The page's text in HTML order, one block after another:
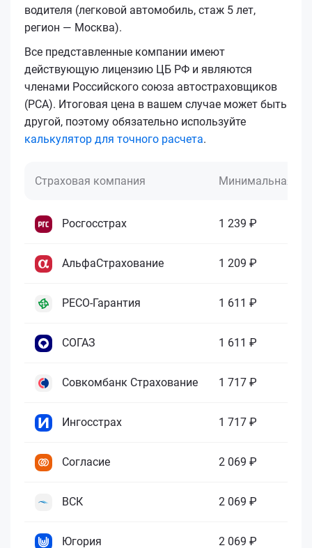
водителя (легковой автомобиль, стаж 5 лет,
регион — Москва).
Все представленные компании имеют
действующую лицензию ЦБ РФ и являются
членами Российского союза автостраховщиков
(РСА). Итоговая цена в вашем случае может быть
другой, поэтому обязательно используйте
калькулятор для точного расчета.
Страховая компания Минимальная
Росгосстрах 1 239 ₽
АльфаСтрахование 1 209 ₽
РЕСО-Гарантия 1 611 ₽
СОГАЗ 1 611 ₽
Совкомбанк Страхование 1 717 ₽
Ингосстрах 1 717 ₽
Согласие 2 069 ₽
ВСК 2 069 ₽
Югория 2 069 ₽